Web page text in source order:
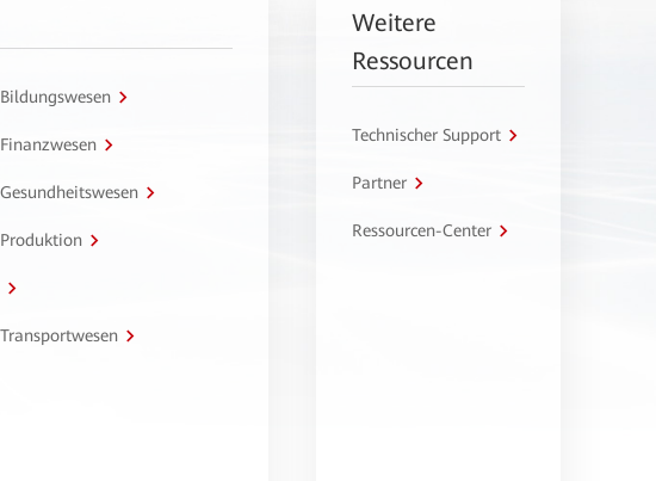
Bildungswesen
Finanzwesen
Gesundheitswesen
Produktion
Transportwesen
Weitere
Ressourcen
Technischer Support
Partner
Ressourcen-Center